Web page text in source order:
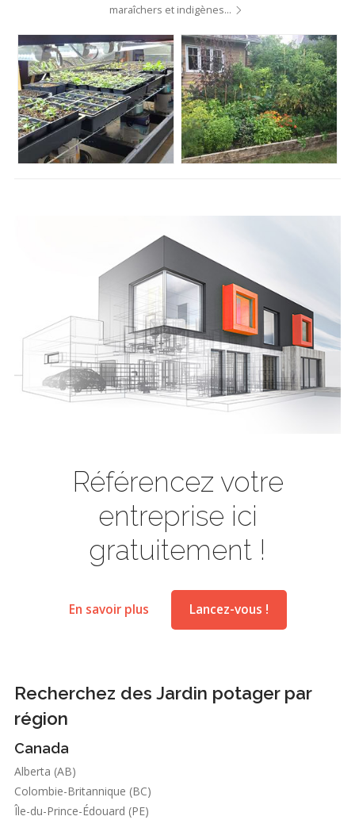
maraîchers et indigènes…
Référencez votre
entreprise ici
gratuitement !
En savoir plus Lancez-vous !
Recherchez des Jardin potager par
région
Canada
Alberta (AB)
Colombie-Britannique (BC)
Île-du-Prince-Édouard (PE)